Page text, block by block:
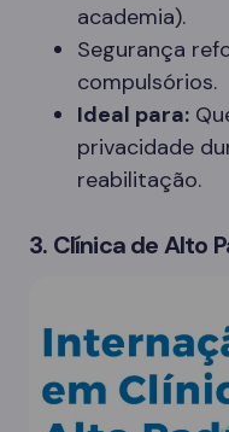
academia).
Segurança
compulsórios.
Ideal para:
privacidade
reabilitação.
3. Clínica de Alto